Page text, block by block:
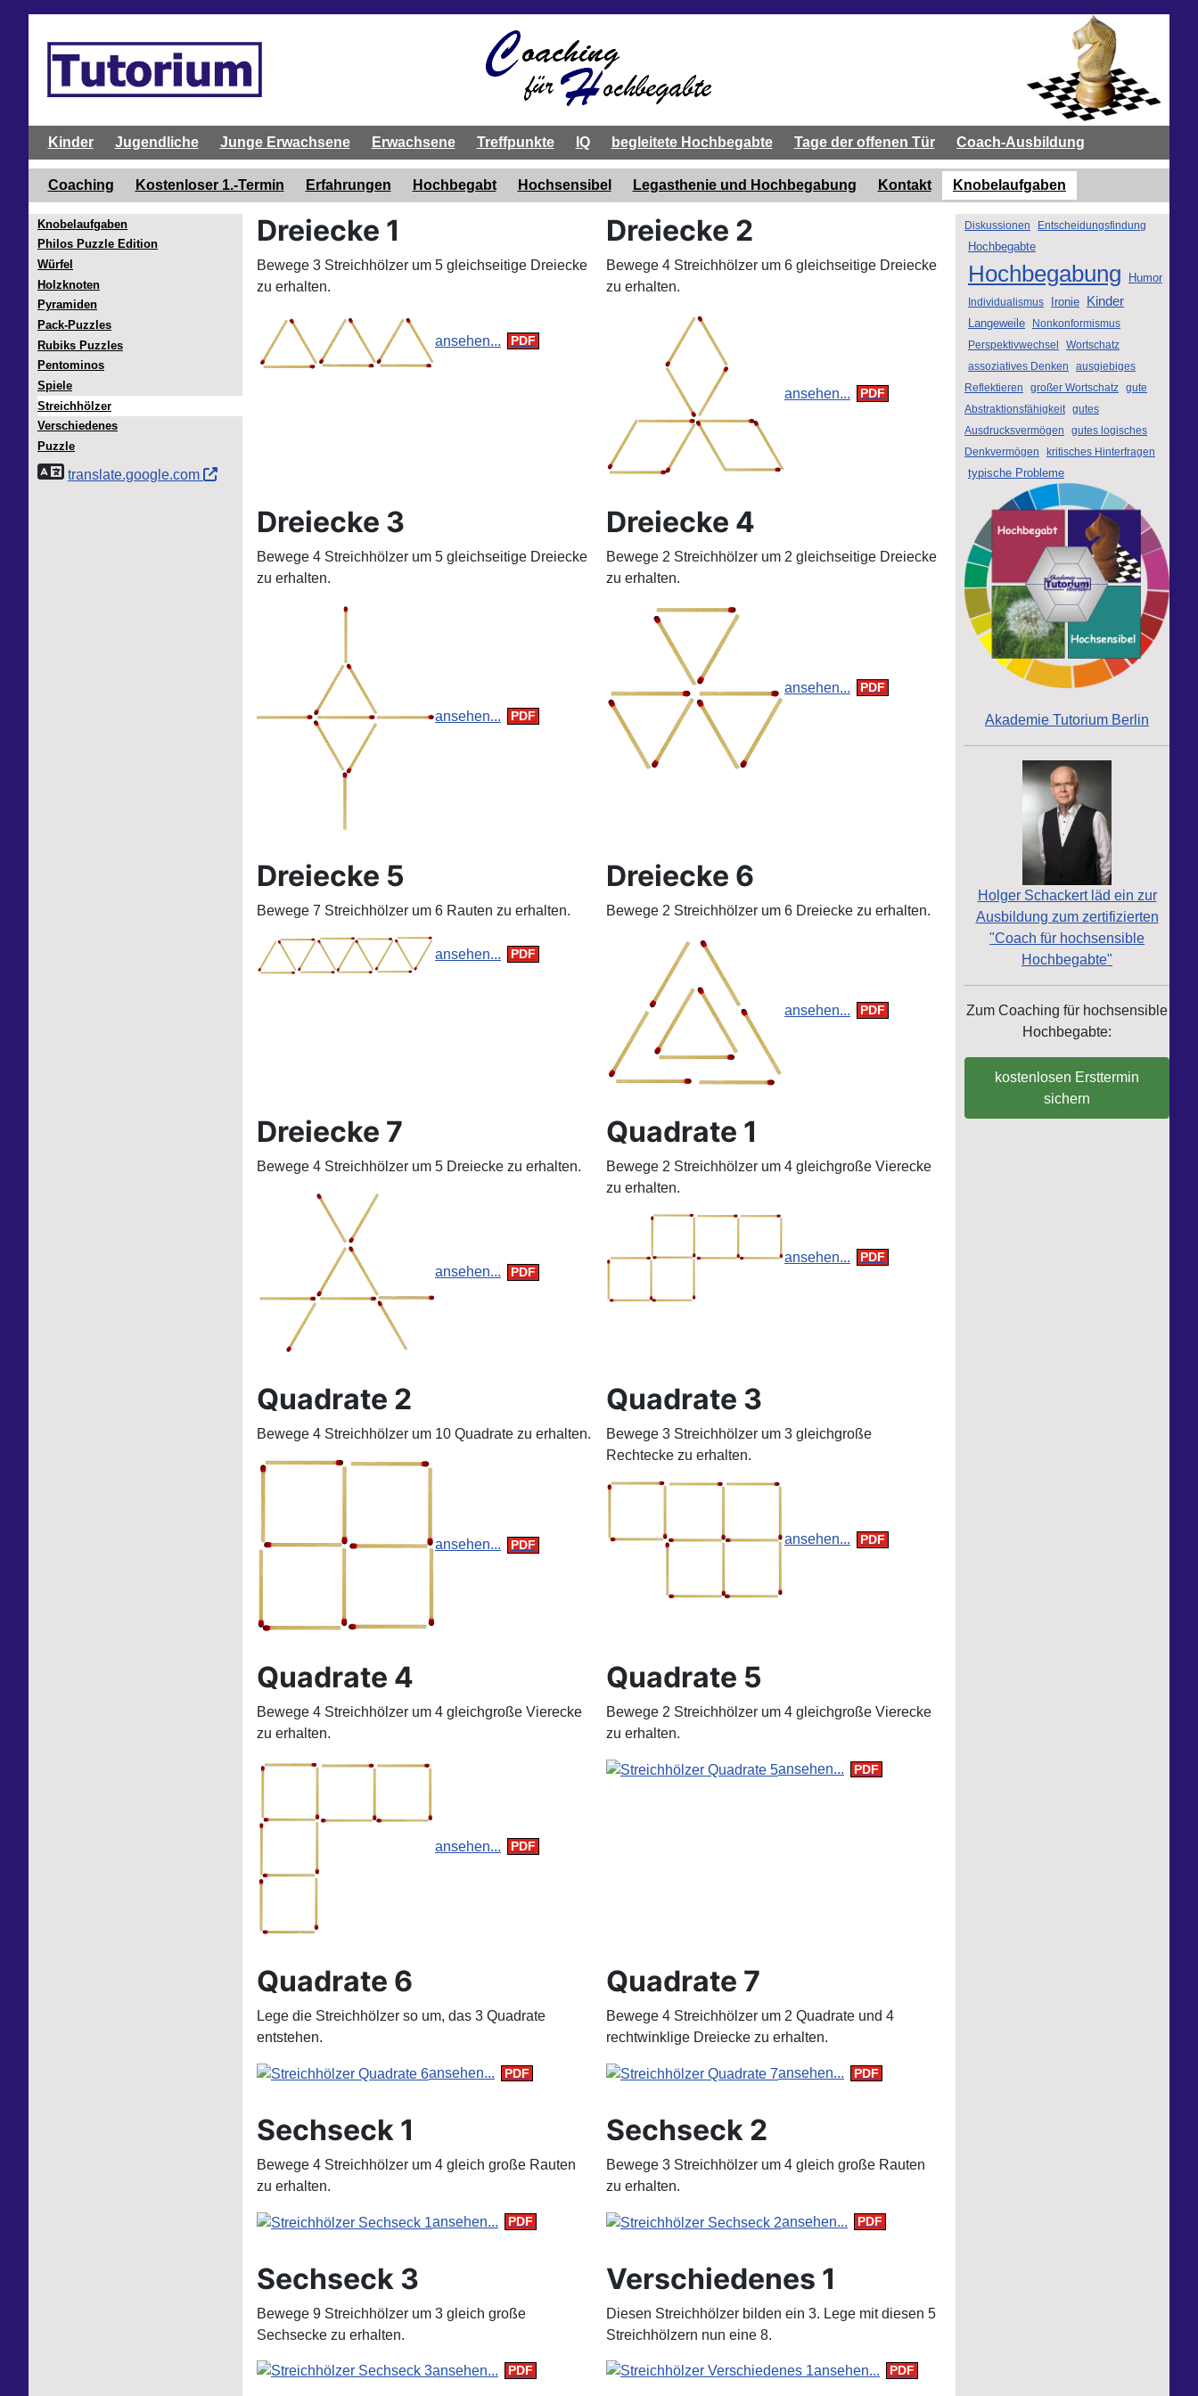
Kinder Jugendliche Junge Erwachsene Erwachsene Treffpunkte IQ begleitete Hochbegabte Tage der offenen Tür Coach-Ausbildung
Coaching Kostenloser 1.-Termin Erfahrungen Hochbegabt Hochsensibel Legasthenie und Hochbegabung Kontakt Knobelaufgaben
Dreiecke 1
Bewege 3 Streichhölzer um 5 gleichseitige Dreiecke
zu erhalten.
ansehen...
Dreiecke 2
Bewege 4 Streichhölzer um 6 gleichseitige Dreiecke
zu erhalten.
ansehen...
Dreiecke 3
Bewege 4 Streichhölzer um 5 gleichseitige Dreiecke
zu erhalten.
ansehen...
Dreiecke 4
Bewege 2 Streichhölzer um 2 gleichseitige Dreiecke
zu erhalten.
ansehen...
Dreiecke 5
Bewege 7 Streichhölzer um 6 Rauten zu erhalten.
ansehen...
Dreiecke 6
Bewege 2 Streichhölzer um 6 Dreiecke zu erhalten.
ansehen...
Dreiecke 7
Bewege 4 Streichhölzer um 5 Dreiecke zu erhalten.
ansehen...
Quadrate 1
Bewege 2 Streichhölzer um 4 gleichgroße Vierecke
zu erhalten.
ansehen...
Quadrate 2
Bewege 4 Streichhölzer um 10 Quadrate zu erhalten.
ansehen...
Quadrate 3
Bewege 3 Streichhölzer um 3 gleichgroße
Rechtecke zu erhalten.
ansehen...
Quadrate 4
Bewege 4 Streichhölzer um 4 gleichgroße Vierecke
zu erhalten.
ansehen...
Quadrate 5
Bewege 2 Streichhölzer um 4 gleichgroße Vierecke
zu erhalten.
ansehen...
Quadrate 6
Lege die Streichhölzer so um, das 3 Quadrate
entstehen.
ansehen...
Quadrate 7
Bewege 4 Streichhölzer um 2 Quadrate und 4
rechtwinklige Dreiecke zu erhalten.
ansehen...
Sechseck 1
Bewege 4 Streichhölzer um 4 gleich große Rauten
zu erhalten.
ansehen...
Sechseck 2
Bewege 3 Streichhölzer um 4 gleich große Rauten
zu erhalten.
ansehen...
Sechseck 3
Bewege 9 Streichhölzer um 3 gleich große
Sechsecke zu erhalten.
ansehen...
Verschiedenes 1
Diesen Streichhölzer bilden ein 3. Lege mit diesen 5
Streichhölzern nun eine 8.
ansehen...
Knobelaufgaben
Philos Puzzle Edition
Würfel
Holzknoten
Pyramiden
Pack-Puzzles
Rubiks Puzzles
Pentominos
Spiele
Streichhölzer
Verschiedenes
Puzzle
translate.google.com
Diskussionen Entscheidungsfindung
Hochbegabte
Hochbegabung Humor
Individualismus Ironie Kinder
Langeweile
Nonkonformismus
Perspektivwechsel
Wortschatz
assoziatives Denken
ausgiebiges
Reflektieren
großer Wortschatz gute
Abstraktionsfähigkeit gutes
Ausdrucksvermögen
gutes logisches
Denkvermögen
kritisches Hinterfragen
typische Probleme
Akademie Tutorium Berlin
Holger Schackert läd ein zur
Ausbildung zum zertifizierten
"Coach für hochsensible
Hochbegabte"
Zum Coaching für hochsensible
Hochbegabte:
kostenlosen Ersttermin
sichern